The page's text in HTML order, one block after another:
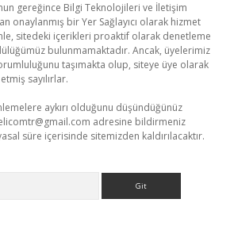
gereğince Bilgi Teknolojileri ve İletişim
onaylanmış bir Yer Sağlayıcı olarak hizmet
sitedeki içerikleri proaktif olarak denetleme
bulunmamaktadır. Ancak, üyelerimiz
taşımakta olup, siteye üye olarak
sayılırlar.
aykırı olduğunu düşündüğünüz
adresine bildirmeniz
süre içerisinde sitemizden kaldırılacaktır.